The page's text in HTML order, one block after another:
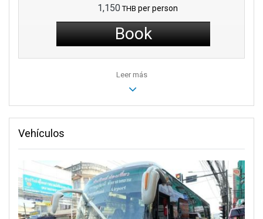
1,150 THB per person
Book
Leer más
Vehículos